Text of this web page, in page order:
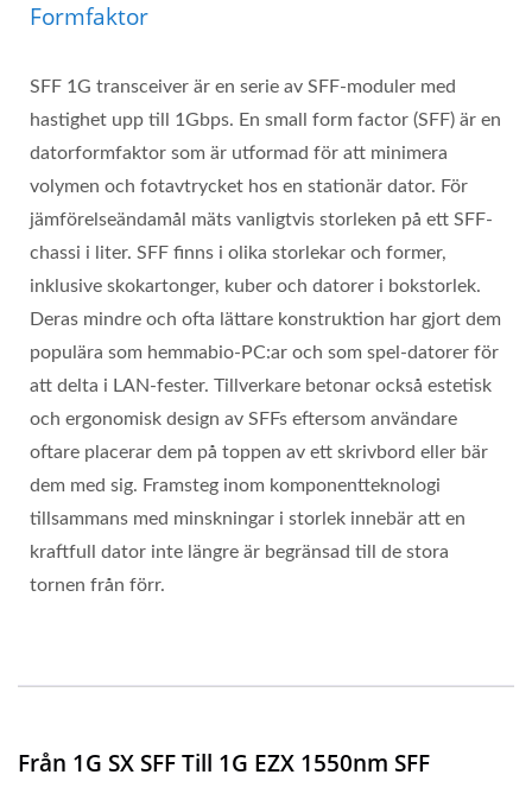
Formfaktor
SFF 1G transceiver är en serie av SFF-moduler med
hastighet upp till 1Gbps. En small form factor (SFF) är en
datorformfaktor som är utformad för att minimera
volymen och fotavtrycket hos en stationär dator. För
jämförelseändamål mäts vanligtvis storleken på ett SFF-
chassi i liter. SFF finns i olika storlekar och former,
inklusive skokartonger, kuber och datorer i bokstorlek.
Deras mindre och ofta lättare konstruktion har gjort dem
populära som hemmabio-PC:ar och som spel-datorer för
att delta i LAN-fester. Tillverkare betonar också estetisk
och ergonomisk design av SFFs eftersom användare
oftare placerar dem på toppen av ett skrivbord eller bär
dem med sig. Framsteg inom komponentteknologi
tillsammans med minskningar i storlek innebär att en
kraftfull dator inte längre är begränsad till de stora
tornen från förr.
Från 1G SX SFF Till 1G EZX 1550nm SFF